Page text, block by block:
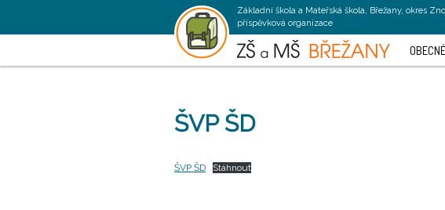
Základní škola a Mateřská škola, Břežany, okres
příspěvková organizace
OBECNÉ
ŠVP ŠD
ŠVP ŠD Stáhnout